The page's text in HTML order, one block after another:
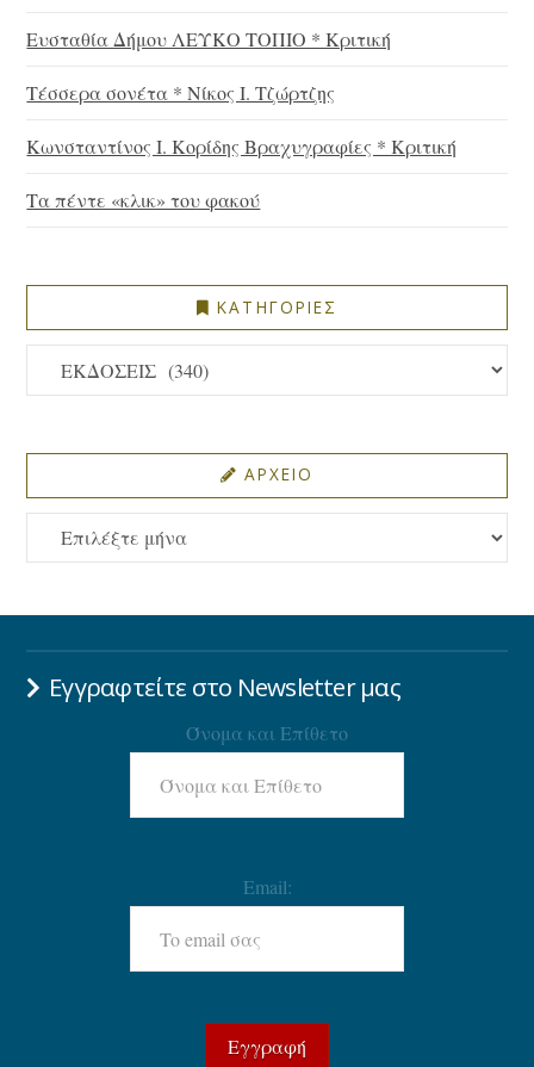
Ευσταθία Δήμου ΛΕΥΚΟ ΤΟΠΙΟ * Κριτική
Τέσσερα σονέτα * Νίκος Ι. Τζώρτζης
Κωνσταντίνος Ι. Κορίδης Βραχυγραφίες * Κριτική
Τα πέντε «κλικ» του φακού
ΚΑΤΗΓΟΡΙΕΣ
ΚΑΤΗΓΟΡΙΕΣ
ΑΡΧΕΙΟ
ΑΡΧΕΙΟ
Εγγραφτείτε στο Newsletter μας
Όνομα και Επίθετο
Email: